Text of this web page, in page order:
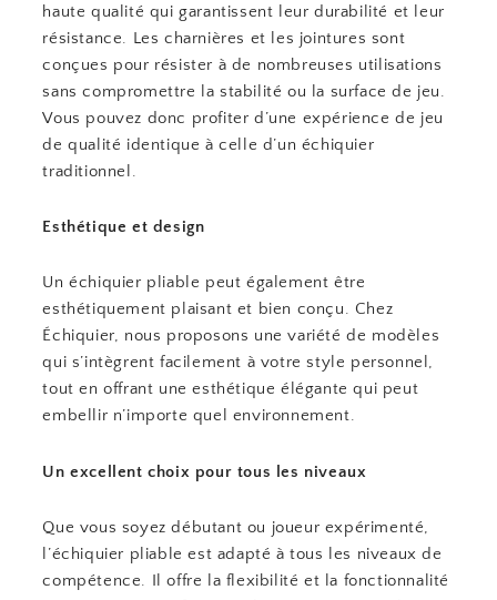
haute qualité qui garantissent leur durabilité et leur
résistance. Les charnières et les jointures sont
conçues pour résister à de nombreuses utilisations
sans compromettre la stabilité ou la surface de jeu.
Vous pouvez donc profiter d’une expérience de jeu
de qualité identique à celle d’un échiquier
traditionnel.
Esthétique et design
Un échiquier pliable peut également être
esthétiquement plaisant et bien conçu. Chez
Échiquier, nous proposons une variété de modèles
qui s’intègrent facilement à votre style personnel,
tout en offrant une esthétique élégante qui peut
embellir n’importe quel environnement.
Un excellent choix pour tous les niveaux
Que vous soyez débutant ou joueur expérimenté,
l’échiquier pliable est adapté à tous les niveaux de
compétence. Il offre la flexibilité et la fonctionnalité